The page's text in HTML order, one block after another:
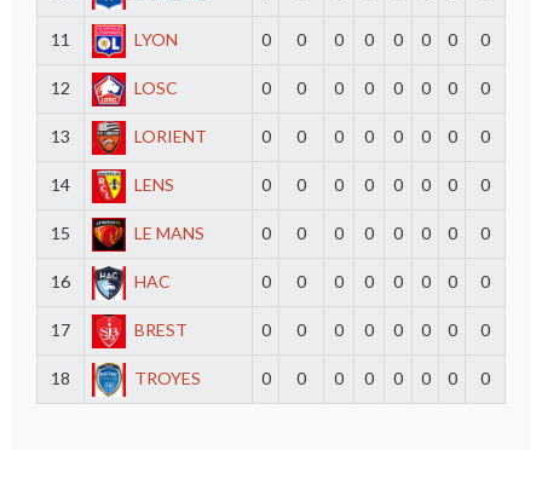
11 LYON 0 0 0 0 0 0 0 0
12 LOSC 0 0 0 0 0 0 0 0
13 LORIENT 0 0 0 0 0 0 0 0
14 LENS 0 0 0 0 0 0 0 0
15 LE MANS 0 0 0 0 0 0 0 0
16 HAC 0 0 0 0 0 0 0 0
17 BREST 0 0 0 0 0 0 0 0
18 TROYES 0 0 0 0 0 0 0 0